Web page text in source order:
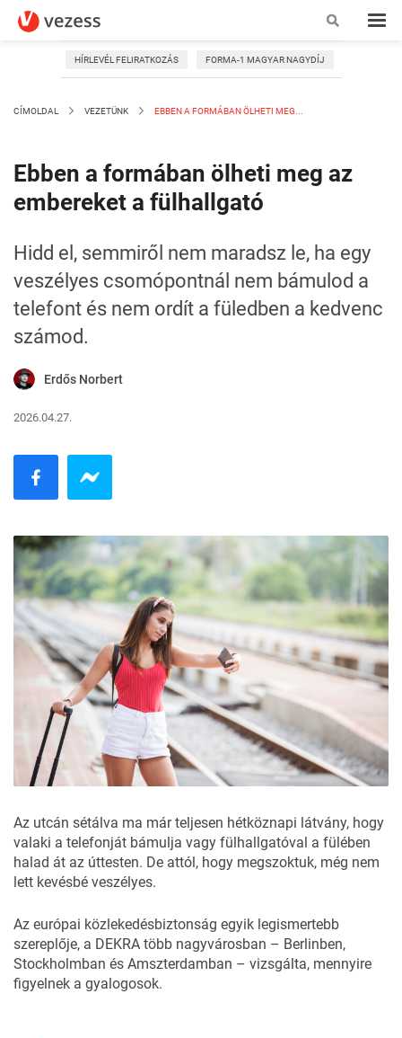
HÍRLEVÉL FELIRATKOZÁS FORMA-1 MAGYAR NAGYDÍJ
CÍMOLDAL VEZETÜNK EBBEN A FORMÁBAN ÖLHETI MEG...
Ebben a formában ölheti meg az
embereket a fülhallgató
Hidd el, semmiről nem maradsz le, ha egy
veszélyes csomópontnál nem bámulod a
telefont és nem ordít a füledben a kedvenc
számod.
Erdős Norbert
2026.04.27.
Az utcán sétálva ma már teljesen hétköznapi látvány, hogy
valaki a telefonját bámulja vagy fülhallgatóval a fülében
halad át az úttesten. De attól, hogy megszoktuk, még nem
lett kevésbé veszélyes.
Az európai közlekedésbiztonság egyik legismertebb
szereplője, a DEKRA több nagyvárosban – Berlinben,
Stockholmban és Amszterdamban – vizsgálta, mennyire
figyelnek a gyalogosok.